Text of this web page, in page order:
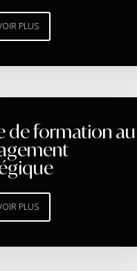
PLUS
de formation au
PLUS